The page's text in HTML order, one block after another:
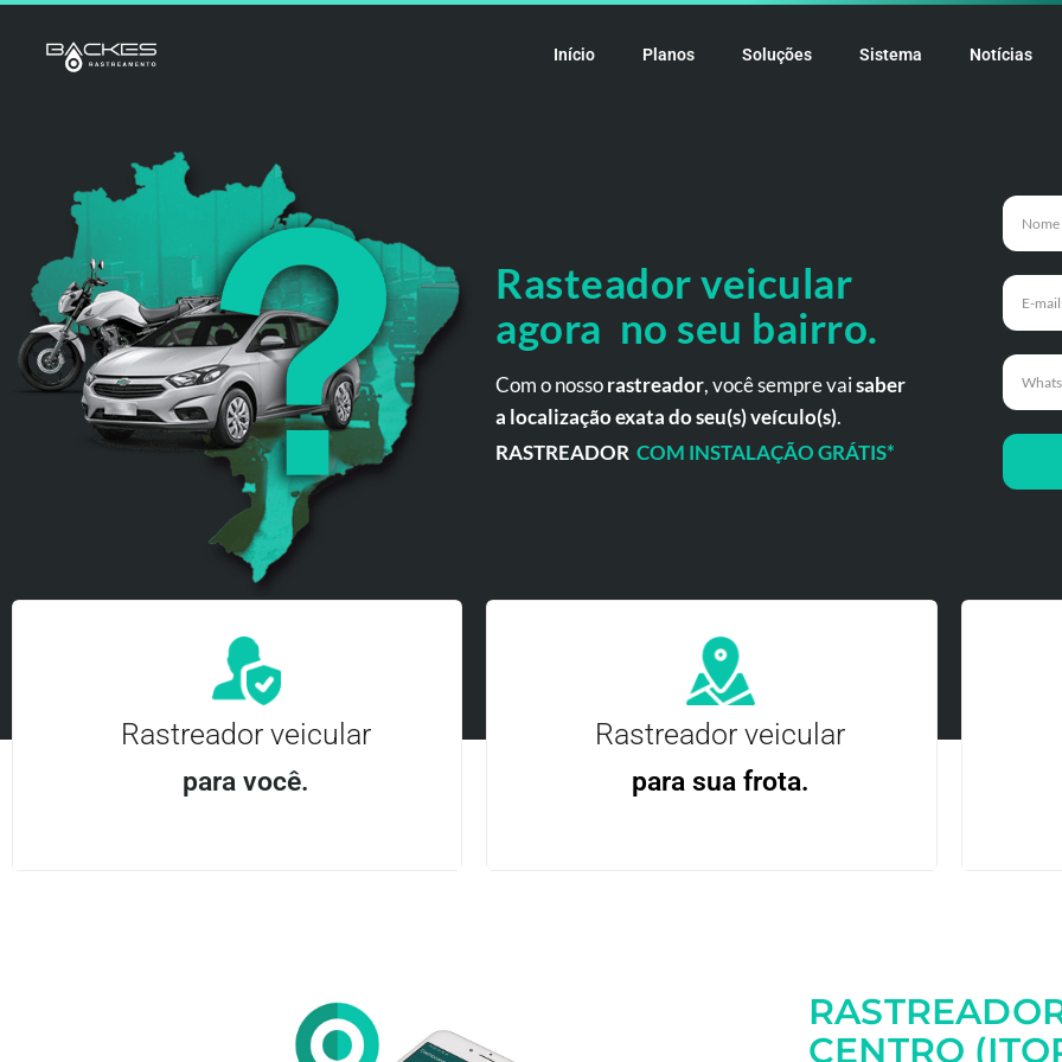
Início Planos Soluções Sistema Notícias
Rasteador veicular
agora no seu bairro.
Com o nossorastreador, você sempre vaisaber
a localização exata do seu(s) veículo(s).
RASTREADOR COM INSTALAÇÃO GRÁTIS*
Rastreador veicular
para você.
Entre em contato
Rastreador veicular
para sua frota.
CENTRO